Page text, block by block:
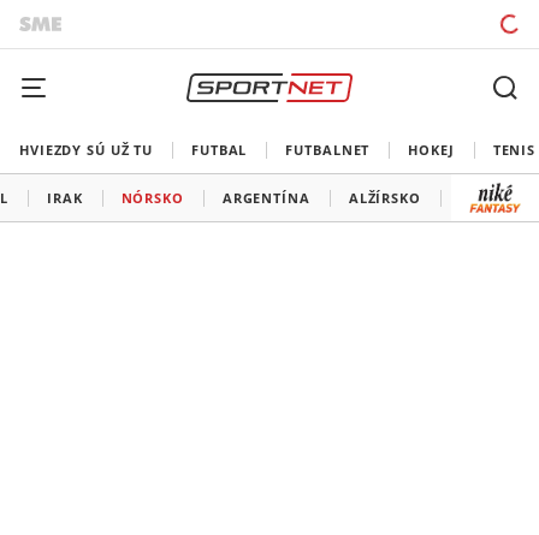
HVIEZDY SÚ UŽ TU FUTBAL FUTBALNET HOKEJ TENIS
IRAK NÓRSKO ARGENTÍNA ALŽÍRSKO RAKÚSKO